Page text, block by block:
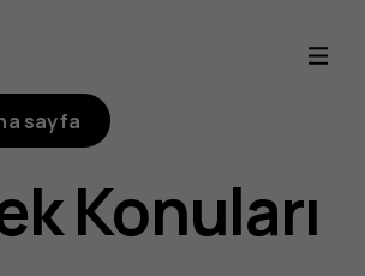
sayfa
Konuları